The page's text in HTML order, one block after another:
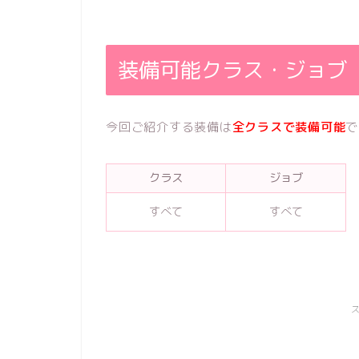
装備可能クラス・ジョブ
今回ご紹介する装備は全クラスで装備可能で
クラス ジョブ
すべて すべて